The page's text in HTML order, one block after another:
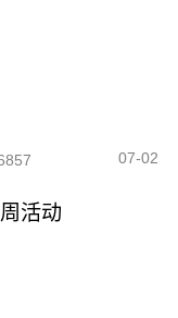
07-02
活动